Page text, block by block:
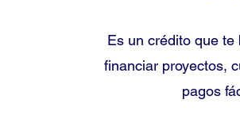
Es un crédito que
financiar proyectos,
pagos